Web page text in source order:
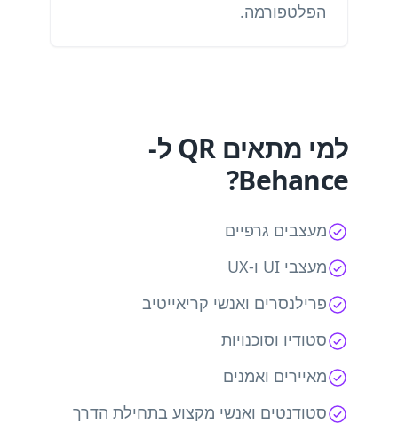
הפלטפורמה.
למי מתאים QR ל-
Behance?
מעצבים גרפיים
מעצבי UI ו-UX
פרילנסרים ואנשי קריאייטיב
סטודיו וסוכנויות
מאיירים ואמנים
סטודנטים ואנשי מקצוע בתחילת הדרך